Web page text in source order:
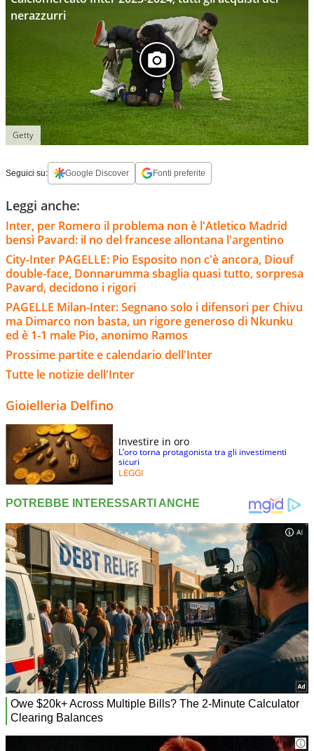
nerazzurri
Getty
Seguici su: Google Discover Fonti preferite
Leggi anche:
Inter, per Romero il problema non è l'Atletico Madrid
bensì Pavard: il no del francese allontana l'argentino
City-Inter PAGELLE: Pio Esposito non c'è ancora, Diouf
double-face, Donnarumma sbaglia quasi tutto, sorpresa
Pavard, decidono i rigori
PAGELLE Milan-Inter: Segnano solo i difensori per Chivu
ma Dimarco non basta, un rigore generoso di Nkunku
ed è 1-1 male Pio, anonimo Ramos
Prossime partite e calendario dell'Inter
Tutte le notizie dell'Inter
Gioielleria Delfino
Investire in oro
L’oro torna protagonista tra gli investimenti
sicuri
LEGGI